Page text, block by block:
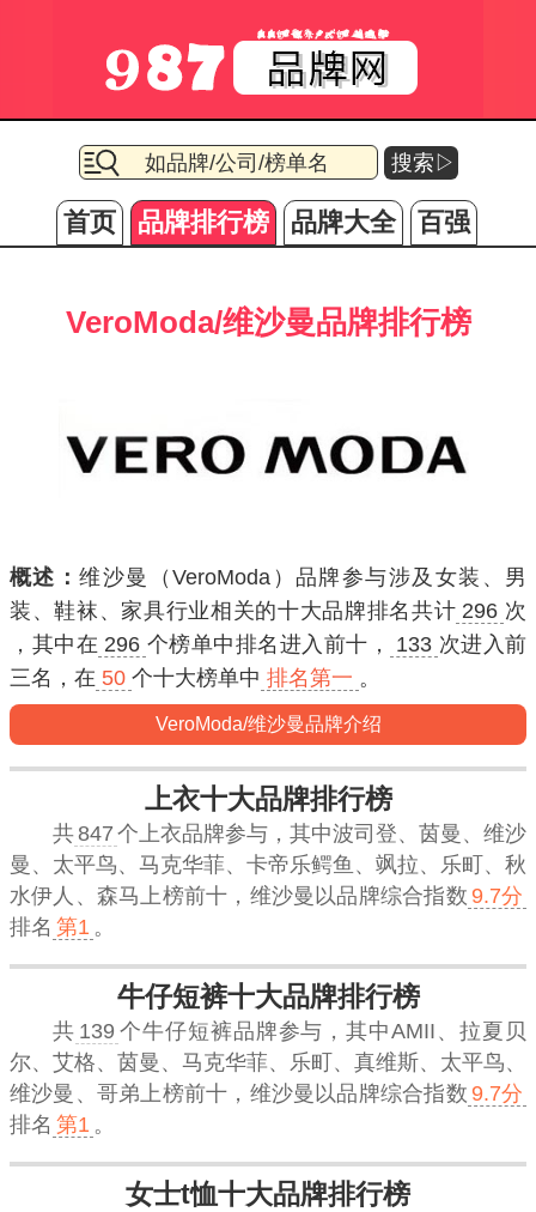
搜索▷
首页 品牌排行榜 品牌大全 百强
VeroModa/维沙曼品牌排行榜
概述：维沙曼（VeroModa）品牌参与涉及女装、男
装、鞋袜、家具行业相关的十大品牌排名共计 296 次
，其中在 296 个榜单中排名进入 前十 ， 133 次进入前
三名 ，在 50 个十大榜单中 排名第一 。
VeroModa/维沙曼品牌介绍
上衣十大品牌排行榜
共847 个上衣品牌参与，其中波司登、茵曼、维沙
曼、太平鸟、马克华菲、卡帝乐鳄鱼、飒拉、乐町、秋
水伊人、森马上榜前十， 维沙曼 以品牌综合指数 9.7分
排名 第1 。
牛仔短裤十大品牌排行榜
共 139 个牛仔短裤品牌参与，其中AMII、拉夏贝
尔、艾格、茵曼、马克华菲、乐町、真维斯、太平鸟、
维沙曼、哥弟上榜前十， 维沙曼 以品牌综合指数 9.7分
排名 第1 。
女士t恤十大品牌排行榜